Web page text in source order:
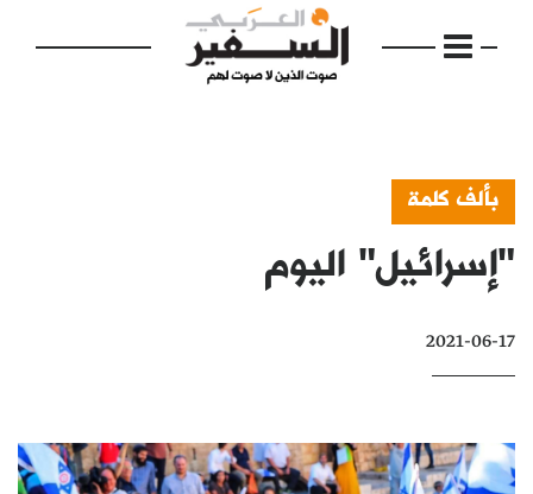
الرئيسية
إفتتاحية
دفاتر
بألف كلمة
"إسرائيل" اليوم
2021-06-17